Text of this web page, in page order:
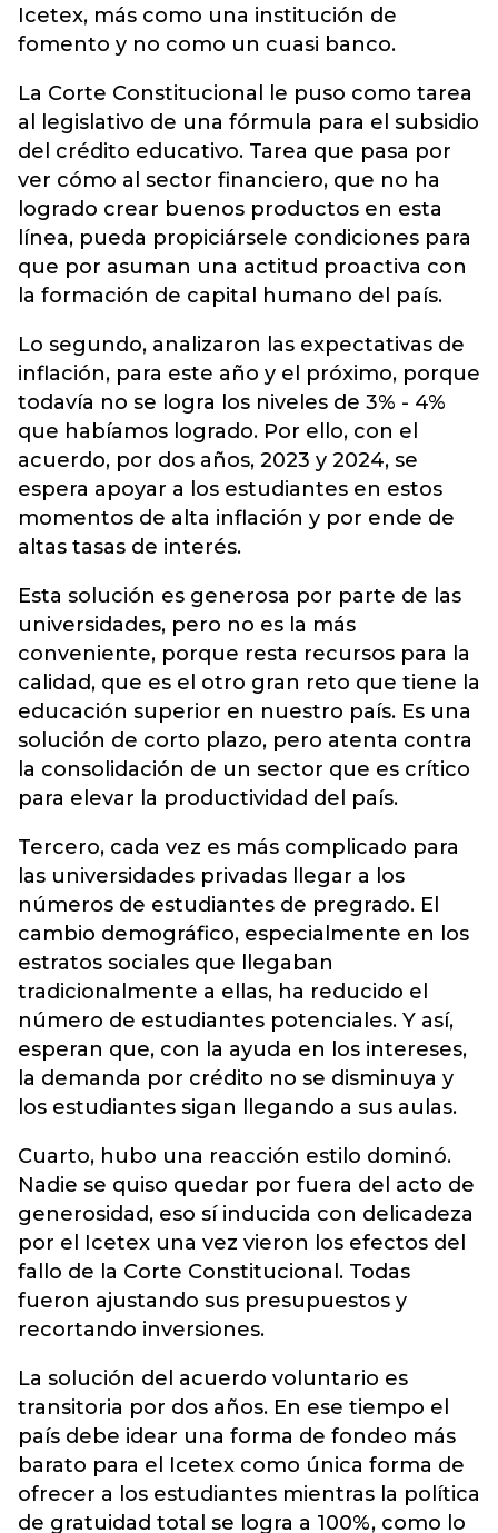
Icetex, más como una institución de
fomento y no como un cuasi banco.
La Corte Constitucional le puso como tarea
al legislativo de una fórmula para el subsidio
del crédito educativo. Tarea que pasa por
ver cómo al sector financiero, que no ha
logrado crear buenos productos en esta
línea, pueda propiciársele condiciones para
que por asuman una actitud proactiva con
la formación de capital humano del país.
Lo segundo, analizaron las expectativas de
inflación, para este año y el próximo, porque
todavía no se logra los niveles de 3% - 4%
que habíamos logrado. Por ello, con el
acuerdo, por dos años, 2023 y 2024, se
espera apoyar a los estudiantes en estos
momentos de alta inflación y por ende de
altas tasas de interés.
Esta solución es generosa por parte de las
universidades, pero no es la más
conveniente, porque resta recursos para la
calidad, que es el otro gran reto que tiene la
educación superior en nuestro país. Es una
solución de corto plazo, pero atenta contra
la consolidación de un sector que es crítico
para elevar la productividad del país.
Tercero, cada vez es más complicado para
las universidades privadas llegar a los
números de estudiantes de pregrado. El
cambio demográfico, especialmente en los
estratos sociales que llegaban
tradicionalmente a ellas, ha reducido el
número de estudiantes potenciales. Y así,
esperan que, con la ayuda en los intereses,
la demanda por crédito no se disminuya y
los estudiantes sigan llegando a sus aulas.
Cuarto, hubo una reacción estilo dominó.
Nadie se quiso quedar por fuera del acto de
generosidad, eso sí inducida con delicadeza
por el Icetex una vez vieron los efectos del
fallo de la Corte Constitucional. Todas
fueron ajustando sus presupuestos y
recortando inversiones.
La solución del acuerdo voluntario es
transitoria por dos años. En ese tiempo el
país debe idear una forma de fondeo más
barato para el Icetex como única forma de
ofrecer a los estudiantes mientras la política
de gratuidad total se logra a 100%, como lo